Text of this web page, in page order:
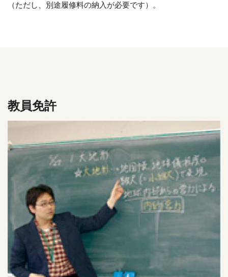
（ただし、別途履修料の納入が必要です）。
教員免許